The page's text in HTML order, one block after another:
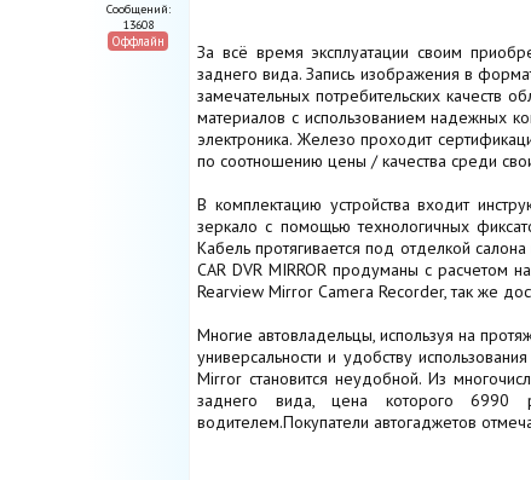
Сообщений:
13608
Оффлайн
За всё время эксплуатации своим
заднего вида. Запись изображения в
замечательных потребительских качеств
материалов с использованием надежных
электроника. Железо проходит
по соотношению цены / качества среди
В комплектацию устройства входит
зеркало с помощью технологичных
Кабель протягивается под отделкой
CAR DVR MIRROR продуманы с расчетом
Rearview Mirror Camera Recorder, так же
Многие автовладельцы, используя на
универсальности и удобству
Mirror становится неудобной. Из
заднего вида, цена которого 6990
водителем.Покупатели автогаджетов